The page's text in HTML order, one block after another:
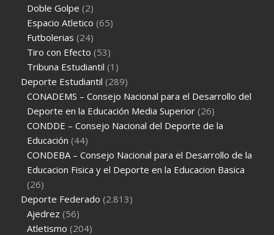
Doble Golpe (2)
Espacio Atletico (65)
Futbolerias (24)
Tiro con Efecto (53)
Tribuna Estudiantil (1)
Deporte Estudiantil (289)
CONADEMS – Consejo Nacional para el Desarrollo del
Deporte en la Educación Media Superior (26)
CONDDE – Consejo Nacional del Deporte de la
Educación (44)
CONDEBA – Consejo Nacional para el Desarrollo de la
Educacion Fisica y el Deporte en la Educacion Basica
(26)
Deporte Federado (2.813)
Ajedrez (56)
Atletismo (204)